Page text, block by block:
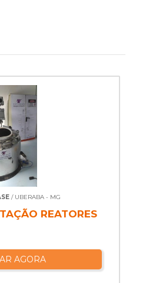
/ UBERABA - MG
REATORES
AGORA